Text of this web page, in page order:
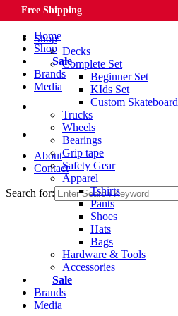
Skip to content
Free Shipping
Shop
Decks
Complete Set
Beginner Set
KIds Set
Custom Skateboard
Trucks
Wheels
Bearings
Grip tape
Safety Gear
Apparel
Tshirts
Pants
Shoes
Hats
Bags
Hardware & Tools
Accessories
Sale
Brands
Media
Home
Shop
Sale
Brands
Media
About
Contact
Search for: